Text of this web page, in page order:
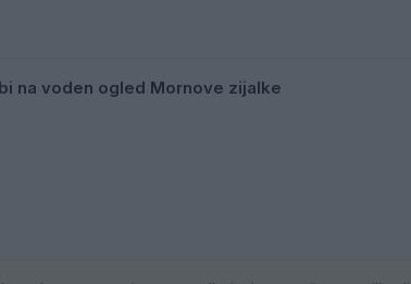
na voden ogled Mornove zijalke